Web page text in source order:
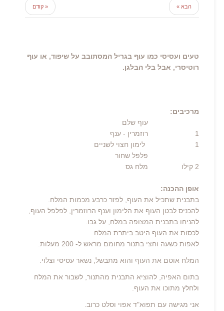
« קודם הבא »
טעים ועסיסי כמו עוף בגריל המסתובב על שיפוד, או עוף
רוטיסרי, אבל בלי הבלגן.
מרכיבים:
עוף שלם
1
רוזמרין - ענף
1 לימון חצוי לשניים
פלפל שחור
2 קילו מלח גס
אופן ההכנה:
בתבנית שתכיל את העוף, לפזר כרבע מכמות המלח.
להכניס לבטן העוף את הלימון וענף הרוזמרין, לפלפל העוף,
להניחו בתבנית המצופה במלח, על גבו.
לכסות את העוף היטב ביתרת המלח.
לאפות כשעה וחצי בתנור מחומם מראש ל- 200 מעלות.
המלח אוטם את העוף והוא מתבשל, נשאר עסיסי וצלוי.
בתום האפיה, להוציא התבנית מהתנור, לשבור את המלח
ולחלץ מתוכו את העוף.
אני מגישה עם תפוא"ד אפוי וסלט כרוב.